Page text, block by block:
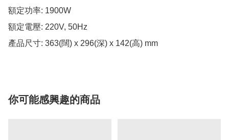
額定功率: 1900W
額定電壓: 220V, 50Hz
你可能感興趣的商品